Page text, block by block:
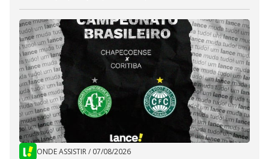
ONDE ASSISTIR/ 07/08/2026